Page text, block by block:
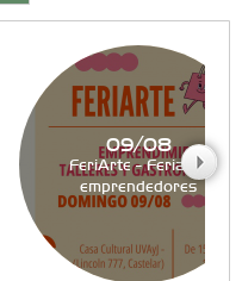
09/08
FeriArte - Feria de
emprendedores